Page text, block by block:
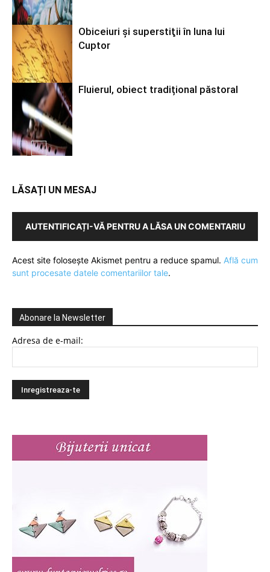
Obiceiuri şi superstiţii în luna lui
Cuptor
Fluierul, obiect tradițional păstoral
LĂSAȚI UN MESAJ
AUTENTIFICAȚI-VĂ PENTRU A LĂSA UN COMENTARIU
Acest site folosește Akismet pentru a reduce spamul. Află cum
sunt procesate datele comentariilor tale.
Abonare la Newsletter
Adresa de e-mail: